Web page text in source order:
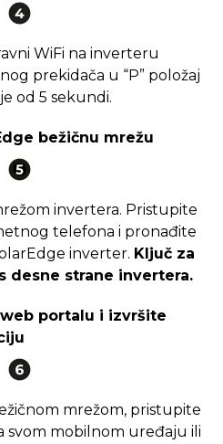
WiFi na inverteru
prekidača u “P” položaj
od 5 sekundi.
bežičnu mrežu
invertera. Pristupite
telefona i pronađite
inverter. Ključ za
desne strane invertera.
portalu i izvršite
mrežom, pristupite
mobilnom uređaju ili